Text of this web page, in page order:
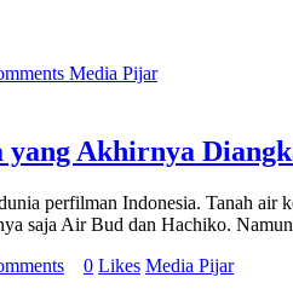
Media Pijar
yang Akhirnya
perfilman Indonesia. Tanah
saja Air Bud dan Hachiko.
0 Likes Media Pijar